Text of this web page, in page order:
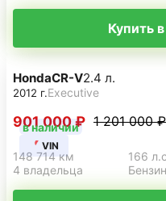
Купить
в наличии
VIN
HondaCR-V2.4 л.
2012 г.Executive
901 000 ₽ 1 201 000 ₽
148 714 км 166
4 владельца
Бензин